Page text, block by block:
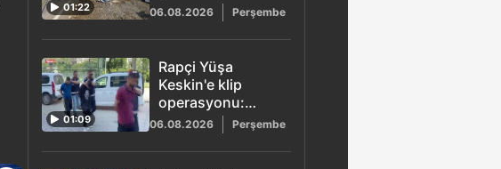
01:22 06.08.2026 Perşembe
01:09
Rapçi Yüşa
Keskin'e klip
operasyonu:
Tüfekle poz veren
4 şüpheli adliyeye
sevk edildi
06.08.2026 Perşembe